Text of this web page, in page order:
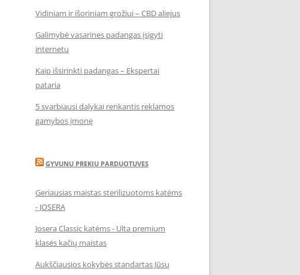
Vidiniam ir išoriniam grožiui – CBD aliejus
Galimybė vasarines padangas įsigyti
internetu
Kaip išsirinkti padangas – Ekspertai
pataria
5 svarbiausi dalykai renkantis reklamos
gamybos įmonę
GYVUNU PREKIU PARDUOTUVES
Geriausias maistas sterilizuotoms katėms
- JOSERA
Josera Classic katėms - Ulta premium
klasės kačių maistas
Aukščiausios kokybės standartas Jūsų